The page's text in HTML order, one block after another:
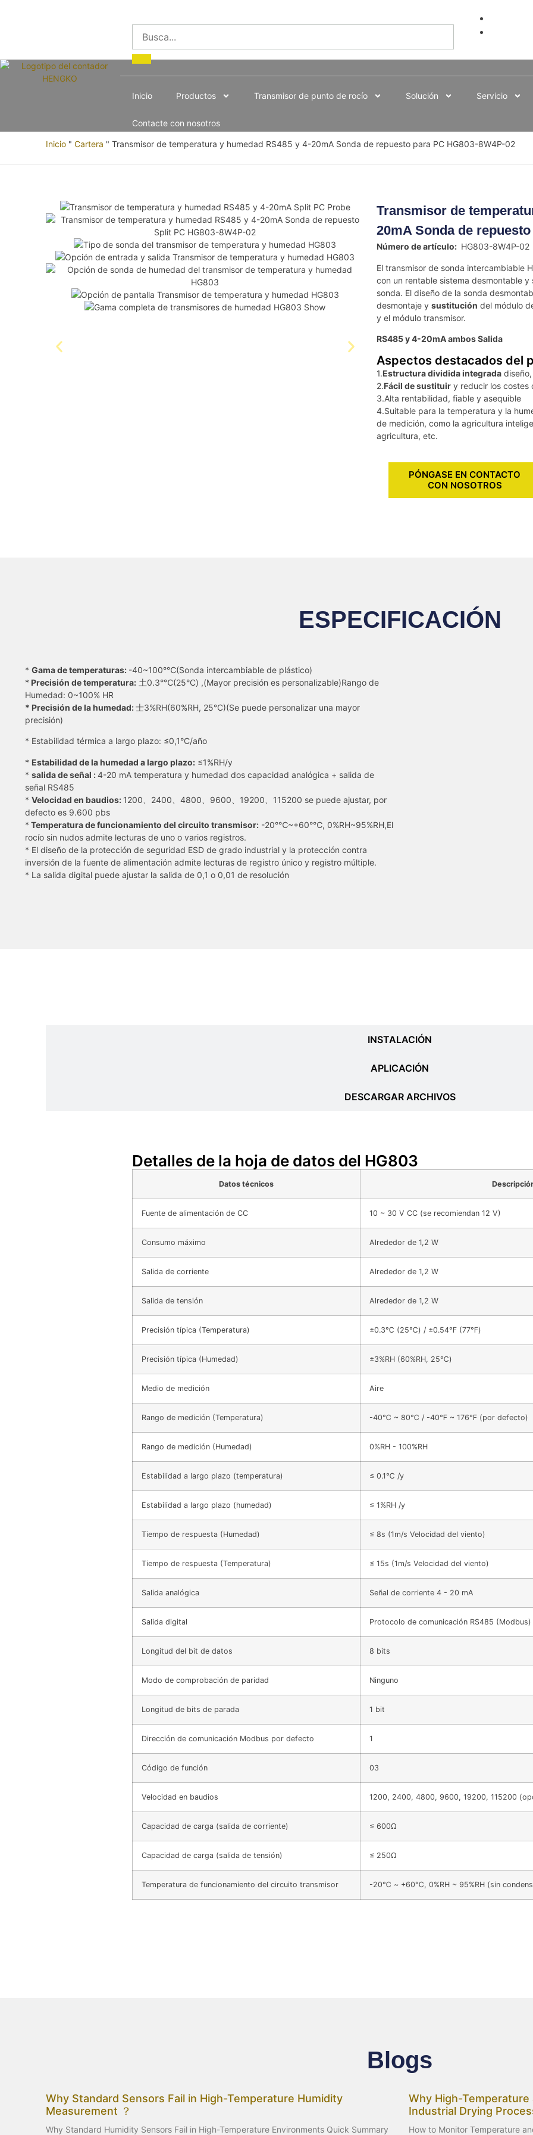
Inicio Productos Transmisor de punto de rocío Solución Servicio
Contacte con nosotros
Inicio " Cartera " Transmisor de temperatura y humedad RS485 y 4-20mA Sonda de repuesto para PC HG803-8W4P-02
Transmisor de
20mA Sonda de
Número de artículo: HG803-8W4P-02
El transmisor de sonda intercambiable
con un rentable sistema desmontable y
sonda. El diseño de la sonda
desmontaje y sustitución del módulo
y el módulo transmisor.
RS485 y 4-20mA ambos Salida
Aspectos destacados del
1.Estructura dividida integradadiseño,
2.Fácil de sustituiry reducir los costes
3.Alta rentabilidad, fiable y asequible
4.Suitable para la temperatura y la
de medición, como la agricultura
agricultura, etc.
PÓNGASE EN CONTACTO
CON NOSOTROS
ESPECIFICACIÓN
* Gama de temperaturas: -40~100°℃(Sonda intercambiable de plástico)
* Precisión de temperatura: 土0.3°℃(25°C) ,(Mayor precisión es personalizable)Rango de
Humedad: 0~100% HR
* Precisión de la humedad:士3%RH(60%RH, 25°C)(Se puede personalizar una mayor
precisión)
* Estabilidad térmica a largo plazo: ≤0,1°C/año
* Estabilidad de la humedad a largo plazo: ≤1%RH/y
* salida de señal :4-20 mA temperatura y humedad dos capacidad analógica + salida de
señal RS485
* Velocidad en baudios: 1200、2400、4800、9600、19200、115200 se puede ajustar, por
defecto es 9.600 pbs
* Temperatura de funcionamiento del circuito transmisor: -20°℃~+60°℃, 0%RH~95%RH,El
rocío sin nudos admite lecturas de uno o varios registros.
* El diseño de la protección de seguridad ESD de grado industrial y la protección contra
inversión de la fuente de alimentación admite lecturas de registro único y registro múltiple.
* La salida digital puede ajustar la salida de 0,1 o 0,01 de resolución
INSTALACIÓN
APLICACIÓN
DESCARGAR ARCHIVOS
Detalles de la hoja de datos del HG803
Datos técnicos
Fuente de alimentación de CC 10 ~ 30 V CC (se recomiendan 12 V)
Consumo máximo Alrededor de 1,2 W
Salida de corriente Alrededor de 1,2 W
Salida de tensión Alrededor de 1,2 W
Precisión típica (Temperatura) ±0.3℃ (25℃) / ±0.54℉ (77℉)
Precisión típica (Humedad) ±3%RH (60%RH, 25℃)
Medio de medición Aire
Rango de medición (Temperatura) -40℃ ~ 80℃ / -40℉ ~ 176℉ (por defecto)
Rango de medición (Humedad) 0%RH - 100%RH
Estabilidad a largo plazo (temperatura) ≤ 0.1℃ /y
Estabilidad a largo plazo (humedad) ≤ 1%RH /y
Tiempo de respuesta (Humedad) ≤ 8s (1m/s Velocidad del viento)
Tiempo de respuesta (Temperatura) ≤ 15s (1m/s Velocidad del viento)
Salida analógica Señal de corriente 4 - 20 mA
Salida digital Protocolo de comunicación RS485 (Modbus)
Longitud del bit de datos 8 bits
Modo de comprobación de paridad Ninguno
Longitud de bits de parada 1 bit
Dirección de comunicación Modbus por defecto 1
Código de función 03
Velocidad en baudios 1200, 2400, 4800, 9600, 19200, 115200
Capacidad de carga (salida de corriente) ≤ 600Ω
Capacidad de carga (salida de tensión) ≤ 250Ω
Temperatura de funcionamiento del circuito transmisor -20℃ ~ +60℃, 0%RH ~ 95%RH (sin
Blogs
Why Standard Sensors Fail in High-Temperature Humidity
Measurement ？
Why Standard Humidity Sensors Fail in High-Temperature Environments Quick Summary
Why High-
Industrial Drying
How to Monitor Temperature